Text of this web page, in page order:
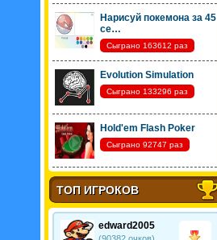
Нарисуй покемона за 45
се…
Сыграно 163612 раз
Evolution Simulation
Сыграно 133296 раз
Hold'em Flash Poker
Сыграно 92747 раз
ТОП ИГРОКОВ
edward2005